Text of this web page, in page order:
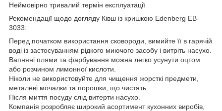
Неймовірно тривалий термін експлуатації
Рекомендації щодо догляду Ківш із кришкою Edenberg EB-
3033:
Перед початком використання сковороди, вимийте її в гарячій
воді із застосуванням рідкого миючого засобу і витріть насухо.
Вапняні плями та фарбування можна легко усунути оцтом
або розчином лимонної кислоти.
Ніколи не використовуйте для чищення жорсткі предмети,
металеві мочалки та порошки, що чистять.
Після миття посуду слід витерти насухо.
Компанія розробляє широкий асортимент кухонних виробів,